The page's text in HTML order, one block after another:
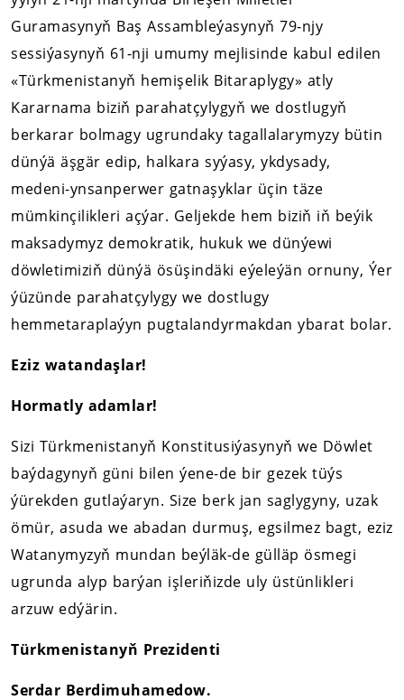
Guramasynyň Baş Assambleýasynyň 79-njy
sessiýasynyň 61-nji umumy mejlisinde kabul edilen
«Türkmenistanyň hemişelik Bitaraplygy» atly
Kararnama biziň parahatçylygyň we dostlugyň
berkarar bolmagy ugrundaky tagallalarymyzy bütin
dünýä äşgär edip, halkara syýasy, ykdysady,
medeni-ynsanperwer gatnaşyklar üçin täze
mümkinçilikleri açýar. Geljekde hem biziň iň beýik
maksadymyz demokratik, hukuk we dünýewi
döwletimiziň dünýä ösüşindäki eýeleýän ornuny, Ýer
ýüzünde parahatçylygy we dostlugy
hemmetaraplaýyn pugtalandyrmakdan ybarat bolar.
Eziz watandaşlar!
Hormatly adamlar!
Sizi Türkmenistanyň Konstitusiýasynyň we Döwlet
baýdagynyň güni bilen ýene-de bir gezek tüýs
ýürekden gutlaýaryn. Size berk jan saglygyny, uzak
ömür, asuda we abadan durmuş, egsilmez bagt, eziz
Watanymyzyň mundan beýläk-de gülläp ösmegi
ugrunda alyp barýan işleriňizde uly üstünlikleri
arzuw edýärin.
Türkmenistanyň Prezidenti
Serdar Berdimuhamedow.